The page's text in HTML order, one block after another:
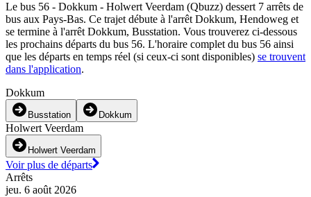
Le bus 56 - Dokkum - Holwert Veerdam (Qbuzz) dessert 7 arrêts de
bus aux Pays-Bas. Ce trajet débute à l'arrêt Dokkum, Hendoweg et
se termine à l'arrêt Dokkum, Busstation. Vous trouverez ci-dessous
les prochains départs du bus 56. L'horaire complet du bus 56 ainsi
que les départs en temps réel (si ceux-ci sont disponibles) se trouvent
dans l'application.
Dokkum
Busstation Dokkum
Holwert Veerdam
Holwert Veerdam
Voir plus de départs
Arrêts
jeu. 6 août 2026